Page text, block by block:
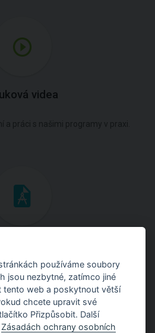
videa
manuály
i praktickými ukázkami
programů.
používáme soubory
jsou nezbytné, zatímco jiné
tento web a poskytnout větší
chcete upravit své
Přizpůsobit. Další
Zásadách ochrany osobních